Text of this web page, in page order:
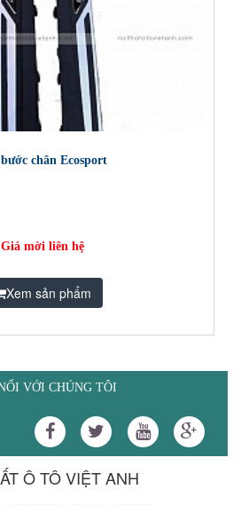
chân Ecosport
Giá mời liên hệ
Xem sản phẩm
VỚI CHÚNG TÔI
Ô TÔ VIỆT ANH